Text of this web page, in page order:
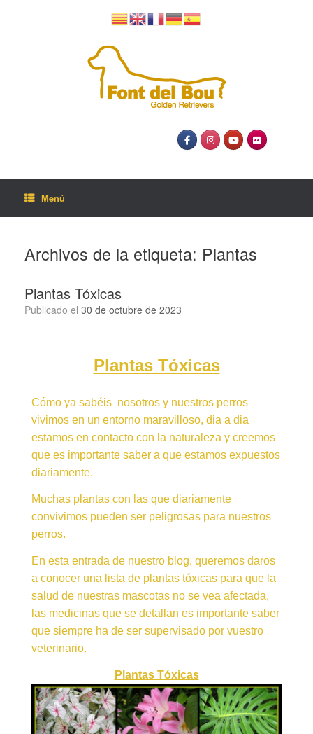
Menú
Archivos de la etiqueta: Plantas
Plantas Tóxicas
Publicado el 30 de octubre de 2023
Plantas Tóxicas
Cómo ya sabéis nosotros y nuestros perros
vivimos en un entorno maravilloso, dia a dia
estamos en contacto con la naturaleza y creemos
que es importante saber a que estamos expuestos
diariamente.
Muchas plantas con las que diariamente
convivimos pueden ser peligrosas para nuestros
perros.
En esta entrada de nuestro blog, queremos daros
a conocer una lista de plantas tóxicas para que la
salud de nuestras mascotas no se vea afectada,
las medicinas que se detallan es importante saber
que siempre ha de ser supervisado por vuestro
veterinario.
Plantas Tóxicas